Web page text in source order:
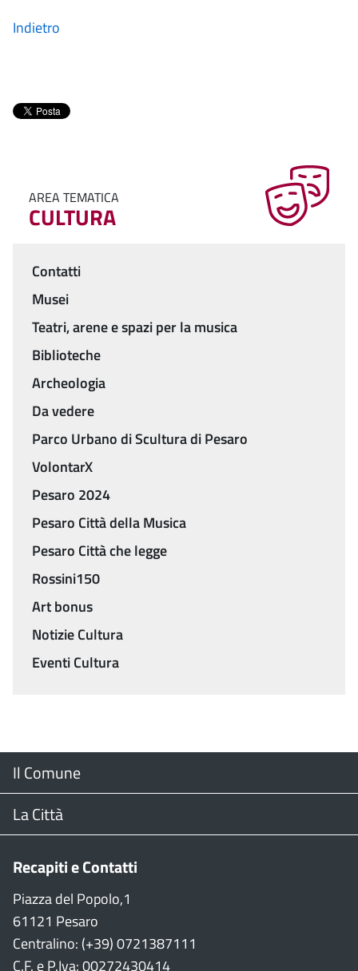
Indietro
AREA TEMATICA
CULTURA
Menu
Contatti
Musei
Teatri, arene e spazi per la musica
Biblioteche
Archeologia
Da vedere
Parco Urbano di Scultura di Pesaro
VolontarX
Pesaro 2024
Pesaro Città della Musica
Pesaro Città che legge
Rossini150
Art bonus
Notizie Cultura
Eventi Cultura
Menu
Footer
Il Comune
Il Sindaco
Consiglio Comunale
CON
La Città
Stradario
WiFi
Recapiti e Contatti
Piazza del Popolo,1
61121 Pesaro
Centralino: (+39) 0721387111
C.F. e P.Iva: 00272430414